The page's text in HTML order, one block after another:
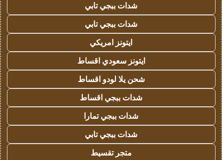
شدات ببجي تابي
شدات ببجي تابي
ايتونز امريكي
ايتونز سعودي اقساط
شحن يلا لودو اقساط
شدات ببجي اقساط
شدات ببجي تمارا
شدات ببجي تابي
متجر تقسيط